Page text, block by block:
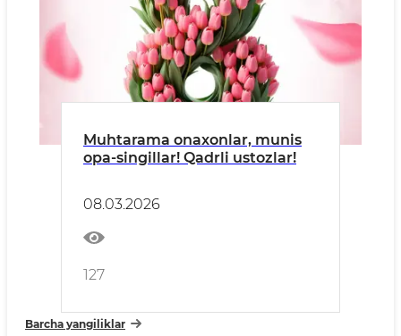
Muhtarama onaxonlar, munis
opa-singillar! Qadrli ustozlar!
08.03.2026
127
Barcha yangiliklar